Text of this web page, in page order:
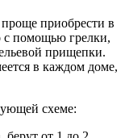
приобрести в
с помощью грелки,
прищепки.
в каждом доме,
схеме: